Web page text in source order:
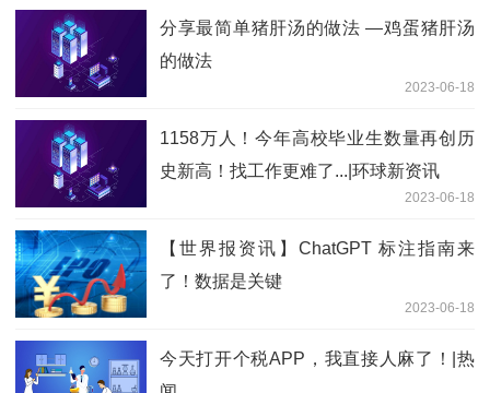
分享最简单猪肝汤的做法 —鸡蛋猪肝汤
的做法
2023-06-18
1158万人！今年高校毕业生数量再创历
史新高！找工作更难了...|环球新资讯
2023-06-18
【世界报资讯】ChatGPT 标注指南来
了！数据是关键
2023-06-18
今天打开个税APP，我直接人麻了！|热